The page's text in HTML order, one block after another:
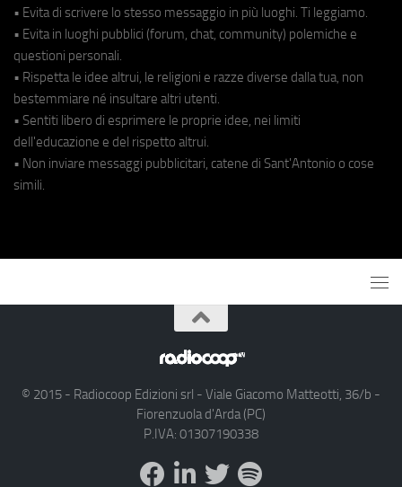
• Evita di scrivere lo stesso messaggio in più luoghi. Ti leggiamo.
• Evita in luoghi pubblici (forum, chat, community) polemiche e
questioni personali.
• Rispetta le idee altrui, le religioni e razze diverse dalla tua, non
bestemmiare né insultare altri utenti.
• Sentiti libero di esprimere le proprie idee, nei limiti
dell'educazione e del rispetto altrui.
• Non inviare messaggi pubblicitari, catene di Sant'Antonio o cose
simili.
© 2015 - Radiocoop Edizioni srl - Viale Giacomo Matteotti, 36/b -
Fiorenzuola d'Arda (PC)
P.IVA: 01307190338